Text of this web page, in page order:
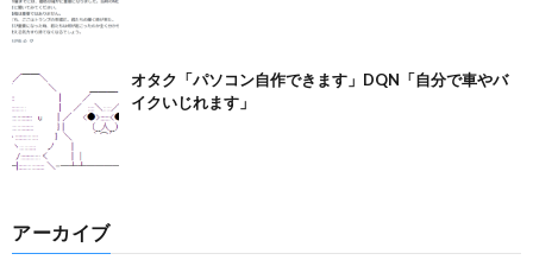
オタク「パソコン自作できます」DQN「自分で車やバ
イクいじれます」
アーカイブ